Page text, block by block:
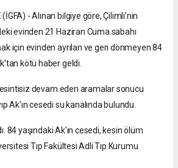
- Alınan bilgiye göre, Çilimli’nin
evinden 21 Haziran Cuma sabahı
için evinden ayrılan ve geri dönmeyen 84
kötü haber geldi.
devam eden aramalar sonucu
Ak'ın cesedi su kanalında bulundu.
84 yaşındaki Ak'ın cesedi, kesin ölüm
Tıp Fakültesi Adli Tıp Kurumu